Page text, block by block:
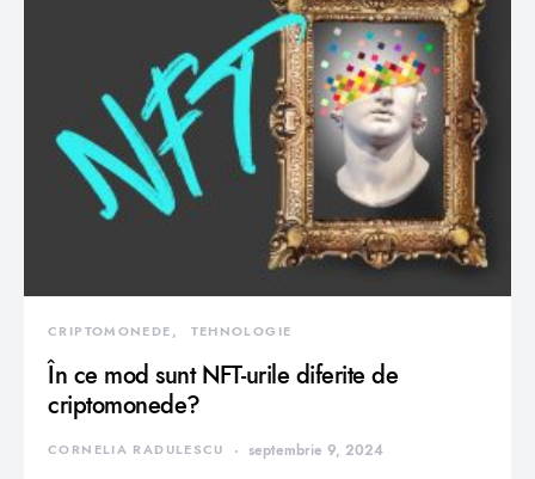
CRIPTOMONEDE TEHNOLOGIE
În ce mod sunt NFT-urile diferite de
criptomonede?
CORNELIA RADULESCU septembrie 9, 2024